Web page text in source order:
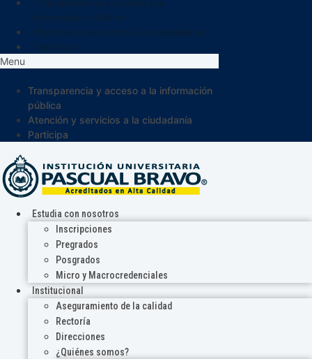
Menu
Transparencia y acceso a la información
pública
Atención y servicios a la ciudadanía
Participa
Estudia con nosotros
Inscripciones
Pregrados
Posgrados
Micro y Macrocredenciales
Institucional
Aseguramiento de la calidad
Rectoría
Direcciones
¿Quiénes somos?